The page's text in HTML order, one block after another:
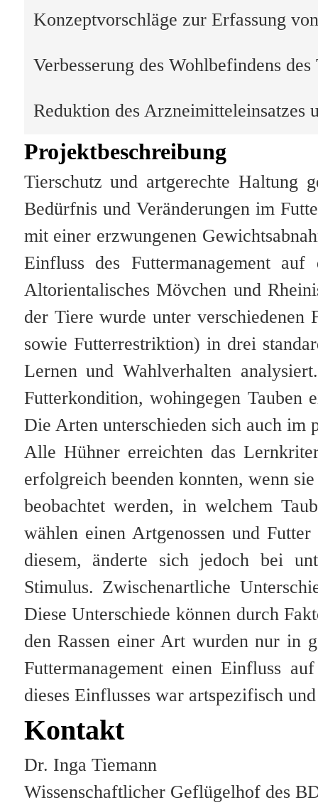
Konzeptvorschläge zur Erfassung
Verbesserung des Wohlbefindens
Reduktion des Arzneimitteleinsatzes
Projektbeschreibung
Tierschutz und artgerechte Haltung
Bedürfnis und Veränderungen im
mit einer erzwungenen
Einfluss des Futtermanagement
Altorientalisches Mövchen und
der Tiere wurde unter verschiedenen
sowie Futterrestriktion) in drei
Lernen und Wahlverhalten
Futterkondition, wohingegen Tauben
Die Arten unterschieden sich auch im
Alle Hühner erreichten das
erfolgreich beenden konnten, wenn
beobachtet werden, in welchem
wählen einen Artgenossen und
diesem, änderte sich jedoch bei
Stimulus. Zwischenartliche
Diese Unterschiede können durch
den Rassen einer Art wurden nur in
Futtermanagement einen Einfluss
dieses Einflusses war artspezifisch
Kontakt
Dr. Inga Tiemann
Wissenschaftlicher Geflügelhof des